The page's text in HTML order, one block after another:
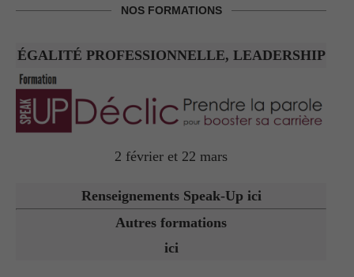
NOS FORMATIONS
ÉGALITÉ PROFESSIONNELLE, LEADERSHIP
2 février et 22 mars
Renseignements Speak-Up ici
Autres formations
ici